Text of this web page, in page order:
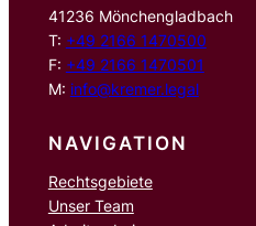
41236 Mönchengladbach
T: +49 2166 1470500
F: +49 2166 1470501
M: info@kremer.legal
NAVIGATION
Rechtsgebiete
Unser Team